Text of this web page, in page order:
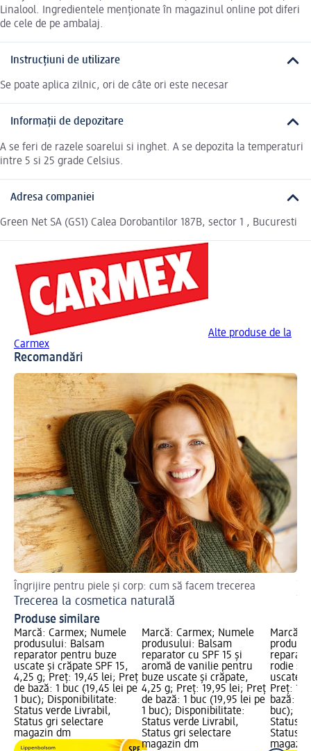
Linalool. Ingredientele menționate în magazinul online pot diferi
de cele de pe ambalaj.
Instrucțiuni de utilizare
Se poate aplica zilnic, ori de câte ori este necesar
Informații de depozitare
A se feri de razele soarelui si inghet. A se depozita la temperaturi
intre 5 si 25 grade Celsius.
Adresa companiei
Green Net SA (GS1) Calea Dorobantilor 187B, sector 1 , Bucuresti
Alte produse de la
Carmex
Recomandări
Îngrijire pentru piele și corp: cum să facem trecerea
Trecerea la cosmetica naturală
Produse similare
Marcă: Carmex; Numele
produsului: Balsam
reparator pentru buze
uscate și crăpate SPF 15,
4,25 g; Preț: 19,45 lei; Preț
de bază: 1 buc (19,45 lei pe
1 buc); Disponibilitate:
Status verde Livrabil,
Status gri selectare
magazin dm
Marcă: Carmex; Numele
produsului: Balsam
reparator cu SPF 15 și
aromă de vanilie pentru
buze uscate și crăpate,
4,25 g; Preț: 19,95 lei; Preț
de bază: 1 buc (19,95 lei pe
1 buc); Disponibilitate:
Status verde Livrabil,
Status gri selectare
magazin dm
Marcă:
rodie și
uscate
Preț:
bază: 1
buc);
Status
Status